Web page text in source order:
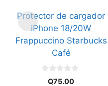
Protector de cargador
iPhone 18/20W
Frappuccino Starbucks
Café
Q75.00